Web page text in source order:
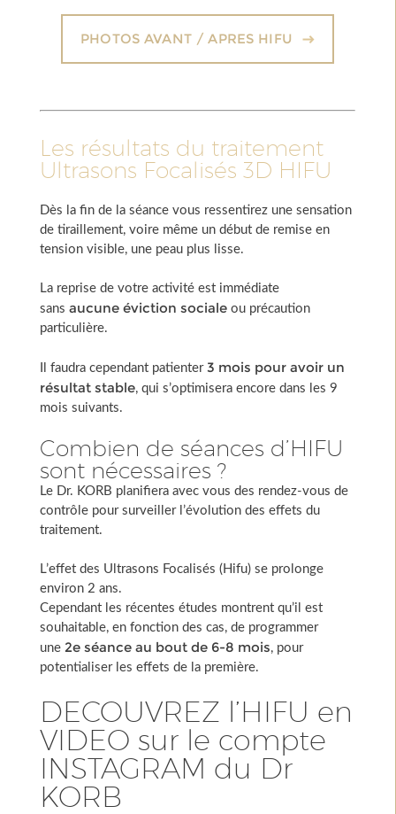
PHOTOS AVANT / APRES HIFU
Les résultats du traitement
Ultrasons Focalisés 3D HIFU
Dès la fin de la séance vous ressentirez une sensation
de tiraillement, voire même un début de remise en
tension visible, une peau plus lisse.
La reprise de votre activité est immédiate
sans aucune éviction socialeou précaution
particulière.
Il faudra cependant patienter 3 mois pour avoir un
résultat stable, qui s’optimisera encore dans les 9
mois suivants.
Combien de séances d’HIFU
sont nécessaires ?
Le Dr. KORB planifiera avec vous des rendez-vous de
contrôle pour surveiller l’évolution des effets du
traitement.
L’effet des Ultrasons Focalisés (Hifu) se prolonge
environ 2 ans.
Cependant les récentes études montrent qu’il est
souhaitable, en fonction des cas, de programmer
une 2e séance au bout de 6-8 mois, pour
potentialiser les effets de la première.
DECOUVREZ l’HIFU en
VIDEO sur le compte
INSTAGRAM du Dr
KORB